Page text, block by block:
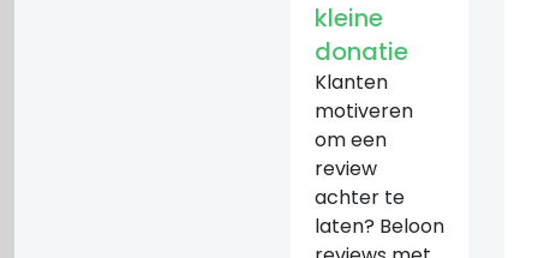
kleine
donatie
Klanten
motiveren
om een
review
achter te
laten? Beloon